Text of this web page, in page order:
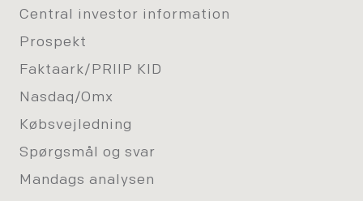
Central investor information
Prospekt
Faktaark/PRIIP KID
Nasdaq/Omx
Købsvejledning
Spørgsmål og svar
Mandags analysen